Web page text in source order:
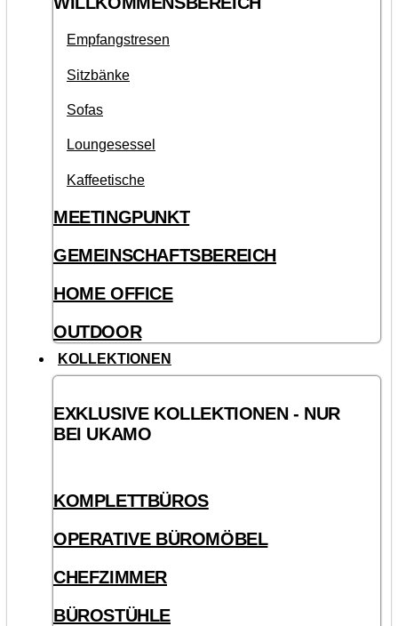
Empfangstresen
Sitzbänke
Sofas
Loungesessel
Kaffeetische
MEETINGPUNKT
GEMEINSCHAFTSBEREICH
HOME OFFICE
OUTDOOR
KOLLEKTIONEN
EXKLUSIVE KOLLEKTIONEN - NUR
BEI UKAMO
KOMPLETTBÜROS
OPERATIVE BÜROMÖBEL
CHEFZIMMER
BÜROSTÜHLE